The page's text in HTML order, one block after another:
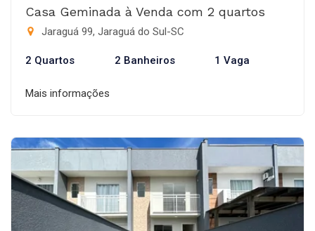
Casa Geminada à Venda com 2 quartos
Jaraguá 99, Jaraguá do Sul-SC
2 Quartos 2 Banheiros 1 Vaga
Mais informações